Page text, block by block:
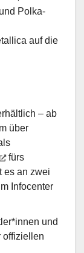
Polka-
auf die
– ab
über
fürs
es an zwei
Infocenter
und
offiziellen